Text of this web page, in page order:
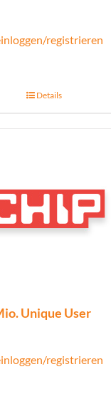
registrieren
Details
Unique User
registrieren